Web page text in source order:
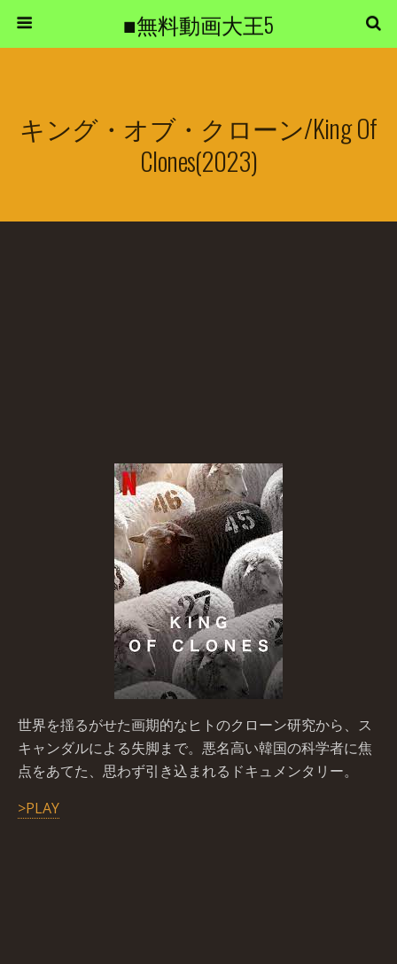
■無料動画大王5
キング・オブ・クローン/King Of
Clones(2023)
世界を揺るがせた画期的なヒトのクローン研究から、ス
キャンダルによる失脚まで。悪名高い韓国の科学者に焦
点をあてた、思わず引き込まれるドキュメンタリー。
>PLAY